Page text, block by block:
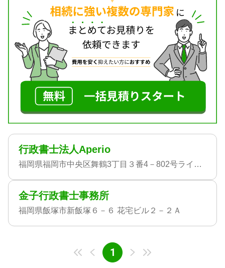
行政書士法人Aperio
福岡県福岡市中央区舞鶴3丁目３番4－802号ライフピア舞鶴
金子行政書士事務所
福岡県飯塚市新飯塚６－６ 花宅ビル２－２Ａ
1